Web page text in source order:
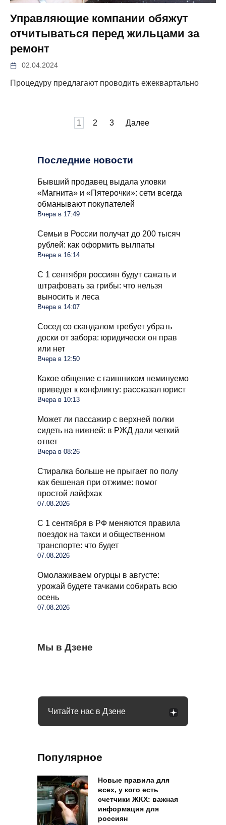
Управляющие компании обяжут
отчитываться перед жильцами за
ремонт
02.04.2024
Процедуру предлагают проводить ежеквартально
1 2 3 Далее
Последние новости
Бывший продавец выдала уловки
«Магнита» и «Пятерочки»: сети всегда
обманывают покупателей
Вчера в 17:49
Семьи в России получат до 200 тысяч
рублей: как оформить вылпаты
Вчера в 16:14
С 1 сентября россиян будут сажать и
штрафовать за грибы: что нельзя
выносить и леса
Вчера в 14:07
Сосед со скандалом требует убрать
доски от забора: юридически он прав
или нет
Вчера в 12:50
Какое общение с гаишником неминуемо
приведет к конфликту: рассказал юрист
Вчера в 10:13
Может ли пассажир с верхней полки
сидеть на нижней: в РЖД дали четкий
ответ
Вчера в 08:26
Стиралка больше не прыгает по полу
как бешеная при отжиме: помог
простой лайфхак
07.08.2026
С 1 сентября в РФ меняются правила
поездок на такси и общественном
транспорте: что будет
07.08.2026
Омолаживаем огурцы в августе:
урожай будете тачками собирать всю
осень
07.08.2026
Мы в Дзене
Бывший продавец выдала уловки
«Магнита» и «Пятерочки»: сети всегда
Семьи в России получат до 200 тысяч
С 1 сентября россиян будут сажать и
Читайте нас в Дзене
Популярное
Новые правила для
всех, у кого есть
счетчики ЖКХ: важная
информация для
россиян